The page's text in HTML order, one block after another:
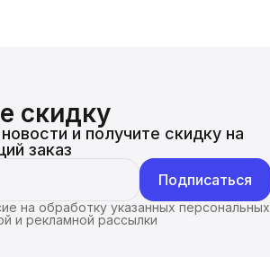
скидку
и получите скидку на
заказ
Подписаться
на обработку указанных персональных
и рекламной рассылки